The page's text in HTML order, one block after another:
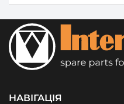
НАВІГАЦІЯ